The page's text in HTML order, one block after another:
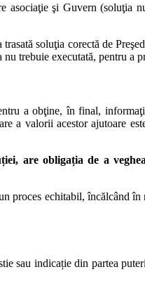
şi Guvern (soluţia
soluţia corectă de
trebuie executată, pentru a
a obţine, în final,
a valorii acestor ajutoare
are obligația de a
proces echitabil, încălcând
sau indicație din partea